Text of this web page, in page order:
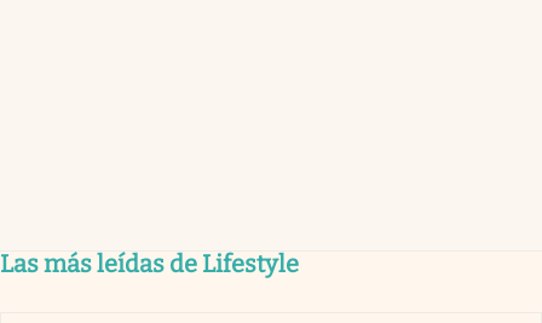
Las más leídas de Lifestyle